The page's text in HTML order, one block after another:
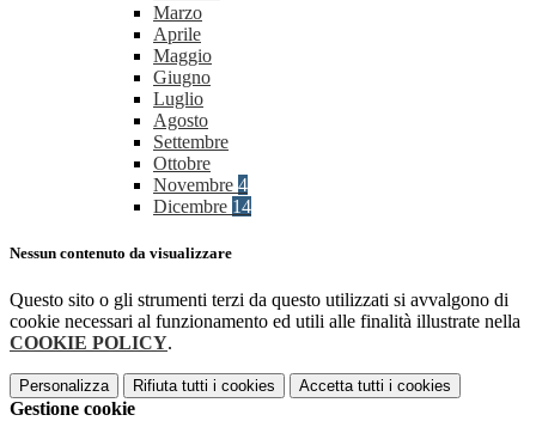
Marzo
Aprile
Maggio
Giugno
Luglio
Agosto
Settembre
Ottobre
Novembre 4
Dicembre 14
Nessun contenuto da visualizzare
Questo sito o gli strumenti terzi da questo utilizzati si avvalgono di
cookie necessari al funzionamento ed utili alle finalità illustrate nella
COOKIE POLICY.
Personalizza Rifiuta tutti i cookies Accetta tutti i cookies
Gestione cookie